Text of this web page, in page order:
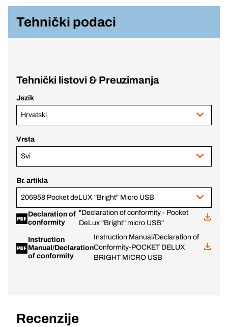
Tehnički podaci
Tehnički listovi & Preuzimanja
Jezik
Hrvatski
Vrsta
Svi
Br. artikla
206958 Pocket deLUX "Bright" Micro USB
Declaration of
conformity
"Declaration of conformity - Pocket
DeLux "Bright" micro USB"
Instruction
Manual/Declaration
of conformity
Instruction Manual/Declaration of
Conformity-POCKET DELUX
BRIGHT MICRO USB
Recenzije